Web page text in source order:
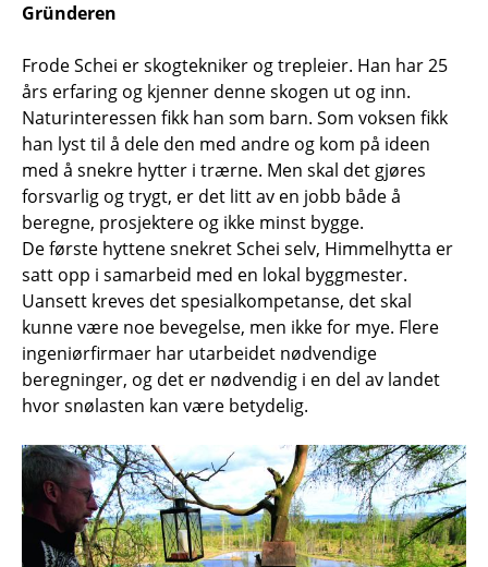
Gründeren
Frode Schei er skogtekniker og trepleier. Han har 25
års erfaring og kjenner denne skogen ut og inn.
Naturinteressen fikk han som barn. Som voksen fikk
han lyst til å dele den med andre og kom på ideen
med å snekre hytter i trærne. Men skal det gjøres
forsvarlig og trygt, er det litt av en jobb både å
beregne, prosjektere og ikke minst bygge.
De første hyttene snekret Schei selv, Himmelhytta er
satt opp i samarbeid med en lokal byggmester.
Uansett kreves det spesialkompetanse, det skal
kunne være noe bevegelse, men ikke for mye. Flere
ingeniørfirmaer har utarbeidet nødvendige
beregninger, og det er nødvendig i en del av landet
hvor snølasten kan være betydelig.